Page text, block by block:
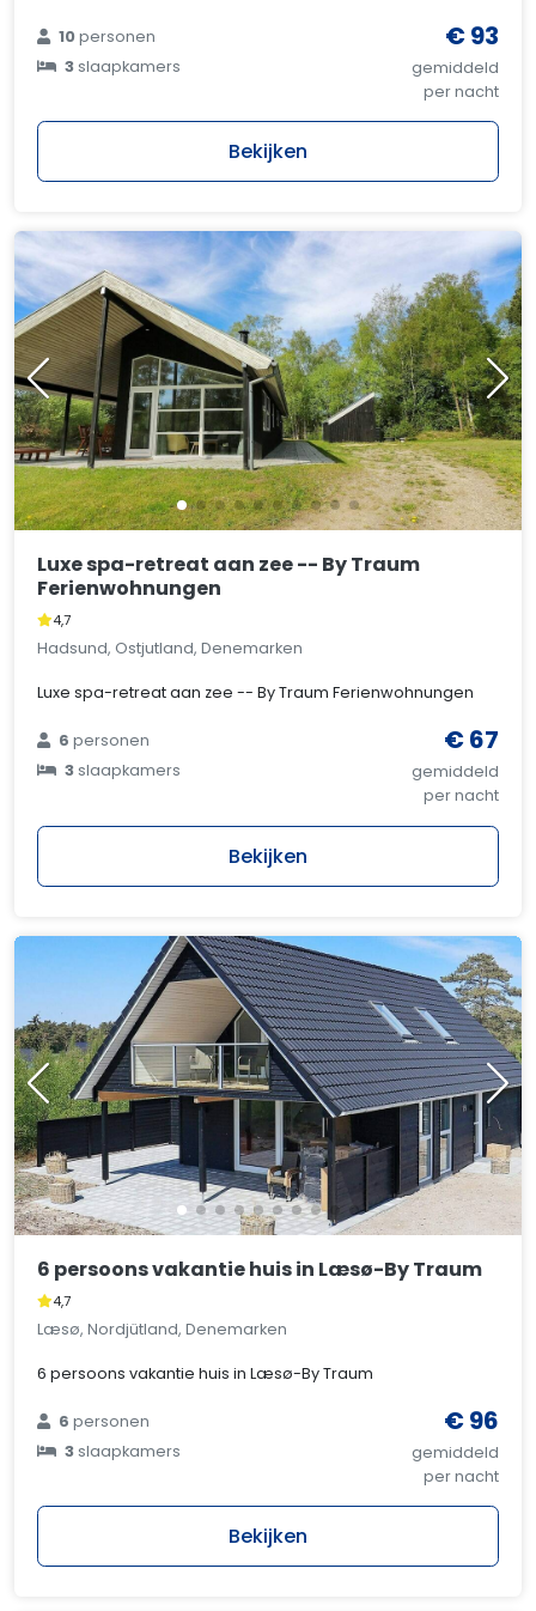
10personen
3slaapkamers
€ 93
gemiddeld
per nacht
Bekijken
Luxe spa-retreat aan zee -- By Traum
Ferienwohnungen
4,7
Hadsund, Ostjutland, Denemarken
Luxe spa-retreat aan zee -- By Traum Ferienwohnungen
6personen
3slaapkamers
€ 67
gemiddeld
per nacht
Bekijken
6 persoons vakantie huis in Læsø-By Traum
4,7
Læsø, Nordjütland, Denemarken
6 persoons vakantie huis in Læsø-By Traum
6personen
3slaapkamers
€ 96
gemiddeld
per nacht
Bekijken